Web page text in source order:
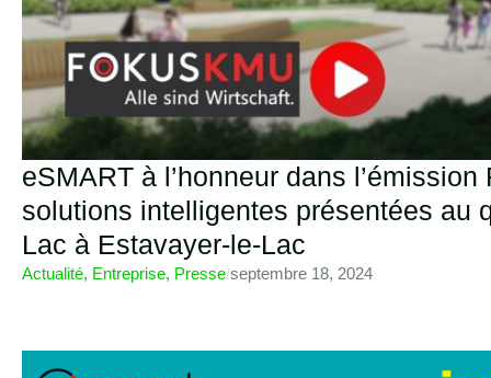
eSMART à l’honneur dans
solutions intelligentes présentées au
Lac à Estavayer-le-Lac
Actualité, Entreprise, Presse/septembre 18, 2024